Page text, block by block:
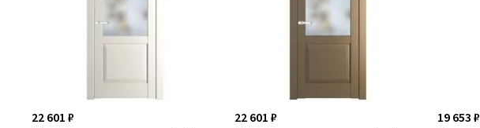
22 601 ₽ 22 601 ₽ 19 653 ₽